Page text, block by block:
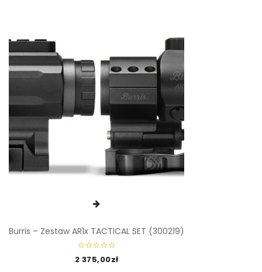
Burris – Zestaw AR1x TACTICAL SET (300219)
2 375,00zł